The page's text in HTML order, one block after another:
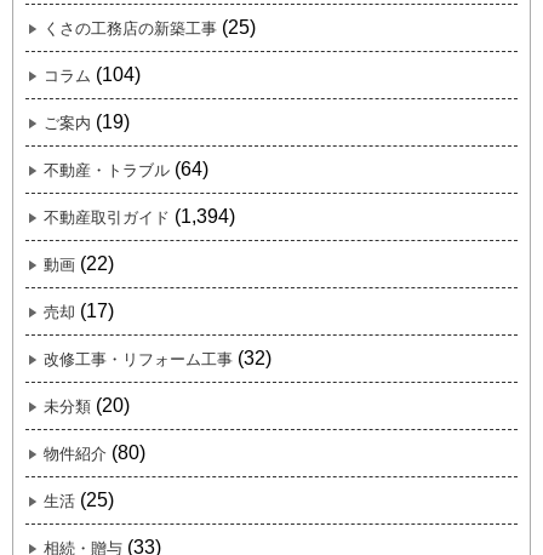
くさの工務店の新築工事 (25)
コラム (104)
ご案内 (19)
不動産・トラブル (64)
不動産取引ガイド (1,394)
動画 (22)
売却 (17)
改修工事・リフォーム工事 (32)
未分類 (20)
物件紹介 (80)
生活 (25)
相続・贈与 (33)